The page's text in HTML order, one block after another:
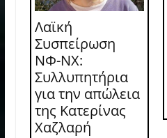
Λαϊκή
Συσπείρωση
ΝΦ-ΝΧ:
Συλλυπητήρια
για την απώλεια
της Κατερίνας
Χαζλαρή